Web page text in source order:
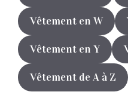
Vêtement en W
Vêtement en Y
Vêtement de A à Z